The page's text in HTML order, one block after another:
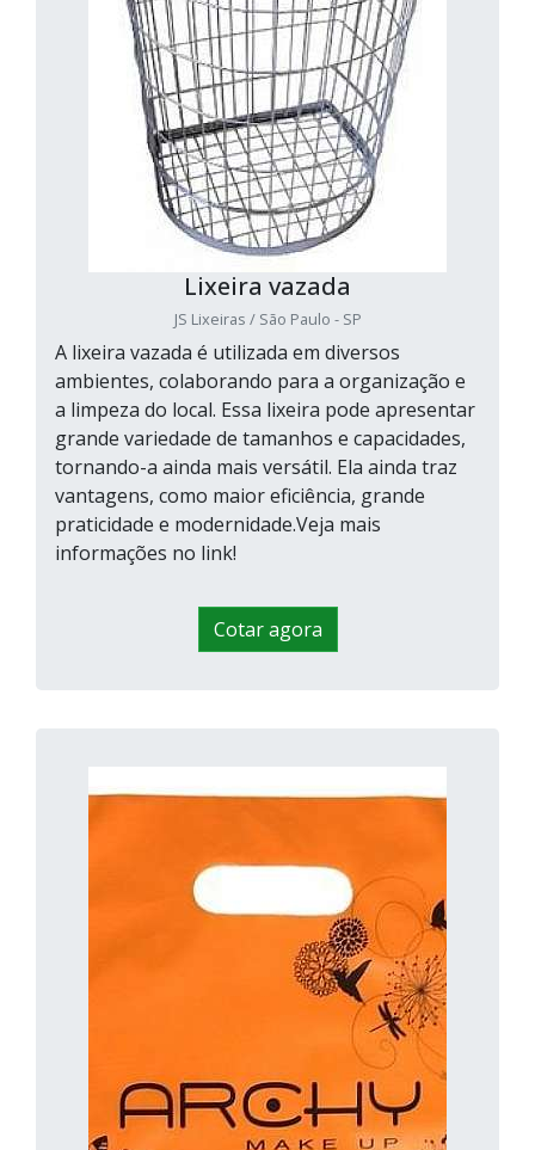
Lixeira vazada
JS Lixeiras / São Paulo - SP
A lixeira vazada é utilizada em diversos
ambientes, colaborando para a organização e
a limpeza do local. Essa lixeira pode apresentar
grande variedade de tamanhos e capacidades,
tornando-a ainda mais versátil. Ela ainda traz
vantagens, como maior eficiência, grande
praticidade e modernidade.Veja mais
informações no link!
Cotar agora